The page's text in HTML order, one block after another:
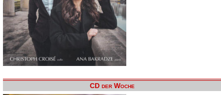
CD der Woche